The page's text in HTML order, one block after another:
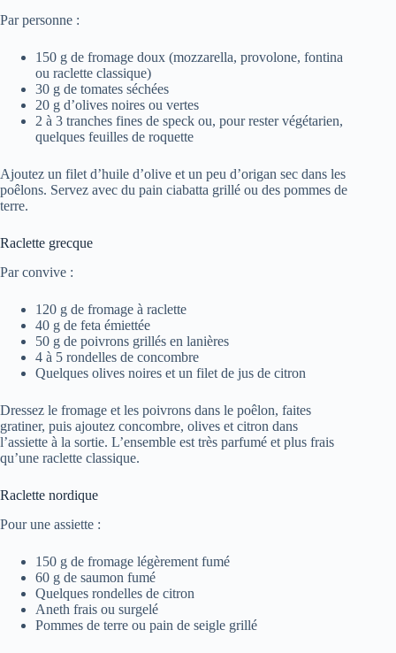
Par personne :
150 g de fromage doux (mozzarella, provolone, fontina
ou raclette classique)
30 g de tomates séchées
20 g d’olives noires ou vertes
2 à 3 tranches fines de speck ou, pour rester végétarien,
quelques feuilles de roquette
Ajoutez un filet d’huile d’olive et un peu d’origan sec dans les
poêlons. Servez avec du pain ciabatta grillé ou des pommes de
terre.
Raclette grecque
Par convive :
120 g de fromage à raclette
40 g de feta émiettée
50 g de poivrons grillés en lanières
4 à 5 rondelles de concombre
Quelques olives noires et un filet de jus de citron
Dressez le fromage et les poivrons dans le poêlon, faites
gratiner, puis ajoutez concombre, olives et citron dans
l’assiette à la sortie. L’ensemble est très parfumé et plus frais
qu’une raclette classique.
Raclette nordique
Pour une assiette :
150 g de fromage légèrement fumé
60 g de saumon fumé
Quelques rondelles de citron
Aneth frais ou surgelé
Pommes de terre ou pain de seigle grillé